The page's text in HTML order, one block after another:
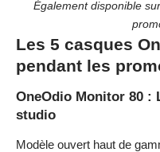
Également disponible
Les 5 casques
pendant les
OneOdio Monitor 80 :
studio
Modèle ouvert haut de